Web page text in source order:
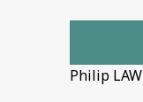
Philip LAW